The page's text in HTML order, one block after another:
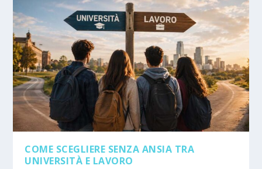
COME SCEGLIERE SENZA ANSIA TRA
UNIVERSITÀ E LAVORO